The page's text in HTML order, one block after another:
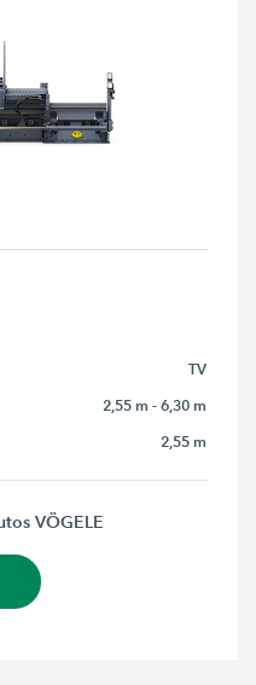
TV
2,55 m - 6,30 m
2,55 m
VÖGELE